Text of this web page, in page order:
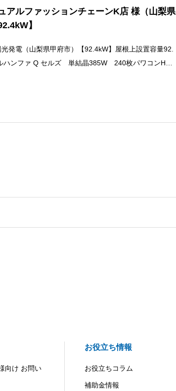
アルファッションチェーンK店 様（山梨県
】
発電（山梨県甲府市）【92.4kW】屋根上設置容量92.
ハンファ Q セルズ 単結晶385W 240枚パワコンHUA
向け お問い
お役立ち情報
お役立ちコラム
補助金情報